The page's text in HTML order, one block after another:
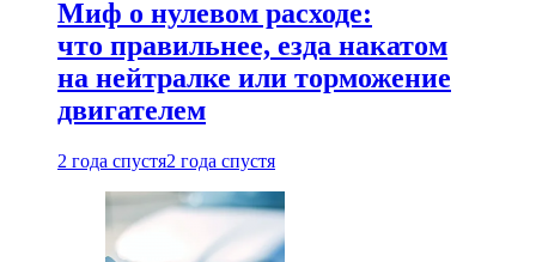
Миф о нулевом расходе:
что правильнее, езда накатом
на нейтралке или торможение
двигателем
2 года спустя2 года спустя